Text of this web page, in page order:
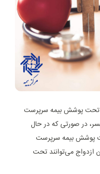
تمامی فرزندان زیر ۱۸ سال تحت پوشش بیمه سرپرست
در صورتی که در حال
تا ۲۲ سالگی تحت پوشش بیمه سرپرست
ازدواج می‌توانند تحت